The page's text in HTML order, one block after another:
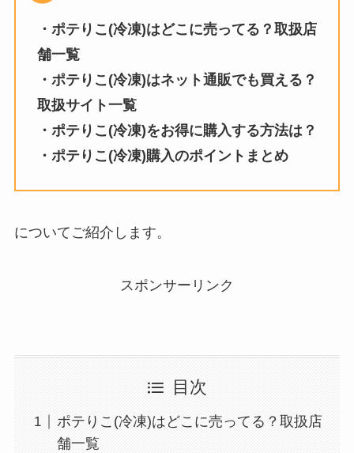
・ポテりこ(冷凍)はどこに売ってる？取扱店
舗一覧
・ポテりこ(冷凍)はネット通販でも買える？
取扱サイト一覧
・ポテりこ(冷凍)をお得に購入する方法は？
・ポテりこ(冷凍)購入のポイントまとめ
についてご紹介します。
スポンサーリンク
目次
ポテりこ(冷凍)はどこに売ってる？取扱店
舗一覧